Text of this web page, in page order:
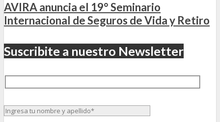
AVIRA anuncia el 19° Seminario
Internacional de Seguros de Vida y Retiro
Suscribite a nuestro Newsletter